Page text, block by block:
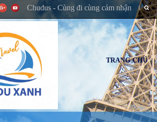
Chudus - Cùng đi cùng cảm nhận
TRANG CHỦ